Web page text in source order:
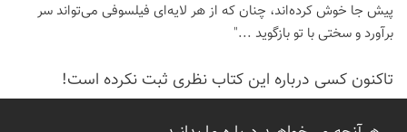
پیش جا خوش کرده‌اند، چنان که از هر لایه‌ای فیلسوفی می‌تواند سر
برآورد و سختی با تو بازگوید ..."
تاكنون كسی درباره این كتاب نظری ثبت نكرده است!